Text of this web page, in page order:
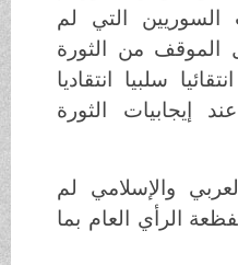
التي لم
من الثورة
سلبيا انتقاديا
الثورة
والإسلامي لم
الرأي العام بما